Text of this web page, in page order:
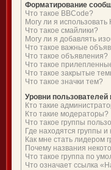
Форматирование
Что такое BBCode?
Могу ли я использовать
Что такое смайлики?
Могу ли я добавлять
Что такое важные
Что такое объявления?
Что такое
Что такое закрытые
Что такое значки тем?
Уровни пользователей
Кто такие
Кто такие модераторы?
Что такое группы
Где находятся группы и
Как мне стать лидером
Почему названия
Что такое группа по
Что означает ссылка